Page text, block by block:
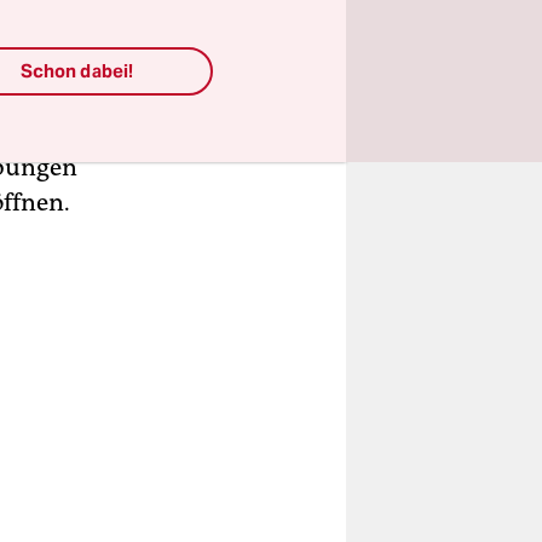
gibt
Schon dabei!